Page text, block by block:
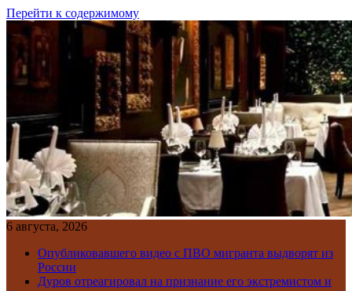
Перейти к содержимому
6 августа, 2026
Опубликовавшего видео с ПВО мигранта выдворят из
России
Дуров отреагировал на признание его экстремистом и